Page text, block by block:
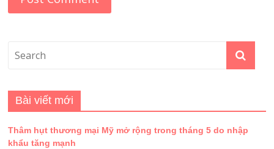
Bài viết mới
Thâm hụt thương mại Mỹ mở rộng trong tháng 5 do nhập
khẩu tăng mạnh